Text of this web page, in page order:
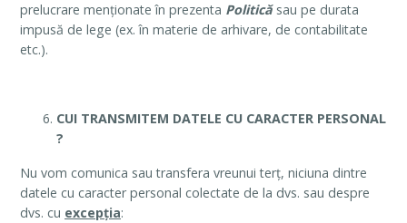
prelucrare menționate în prezenta Politicăsau pe durata
impusă de lege (ex. în materie de arhivare, de contabilitate
etc.).
CUI TRANSMITEM DATELE CU CARACTER PERSONAL
?
Nu vom comunica sau transfera vreunui terț, niciuna dintre
datele cu caracter personal colectate de la dvs. sau despre
dvs. cu excepția: